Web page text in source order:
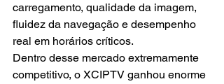
carregamento, qualidade da imagem,
fluidez da navegação e desempenho
real em horários críticos.
Dentro desse mercado extremamente
competitivo, o XCIPTV ganhou enorme